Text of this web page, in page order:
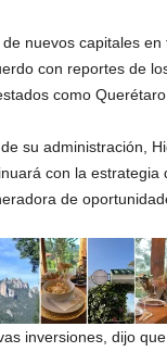
nuevos capitales
con reportes de
como
su administración,
con la
de
inversiones, dijo